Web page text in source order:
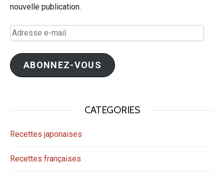
nouvelle publication.
Adresse
e-
mail
ABONNEZ-VOUS
CATEGORIES
Recettes japonaises
Recettes françaises